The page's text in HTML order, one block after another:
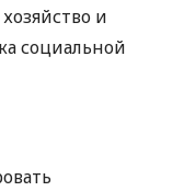
и
социальной